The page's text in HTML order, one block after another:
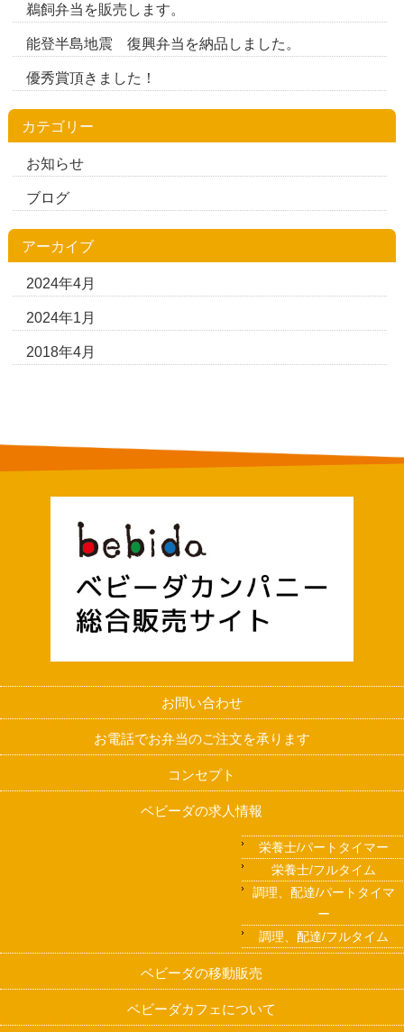
鵜飼弁当を販売します。
能登半島地震 復興弁当を納品しました。
優秀賞頂きました！
カテゴリー
お知らせ
ブログ
アーカイブ
2024年4月
2024年1月
2018年4月
お問い合わせ
お電話でお弁当のご注文を承ります
コンセプト
ベビーダの求人情報
栄養士/パートタイマー
栄養士/フルタイム
調理、配達/パートタイマ
ー
調理、配達/フルタイム
ベビーダの移動販売
ベビーダカフェについて